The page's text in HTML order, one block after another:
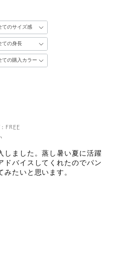
FREE
しました。蒸し暑い夏に活躍
ドバイスしてくれたのでパン
たいと思います。